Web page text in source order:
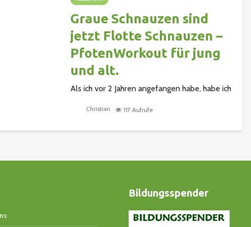
Graue Schnauzen sind
jetzt Flotte Schnauzen –
PfotenWorkout für jung
und alt.
Als ich vor 2 Jahren angefangen habe, habe ich
Senioren, spezialisiert, da oftmals die ältere
wird und in Vergessenheit gerät...
Christian 117 Aufrufe
Bildungsspender